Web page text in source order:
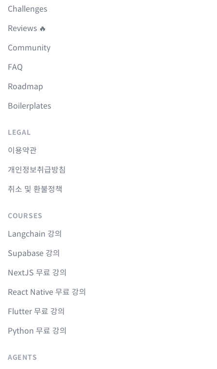
Challenges
Reviews 🔥
Community
FAQ
Roadmap
Boilerplates
LEGAL
이용약관
개인정보취급방침
취소 및 환불정책
COURSES
Langchain 강의
Supabase 강의
NextJS 무료 강의
React Native 무료 강의
Flutter 무료 강의
Python 무료 강의
AGENTS